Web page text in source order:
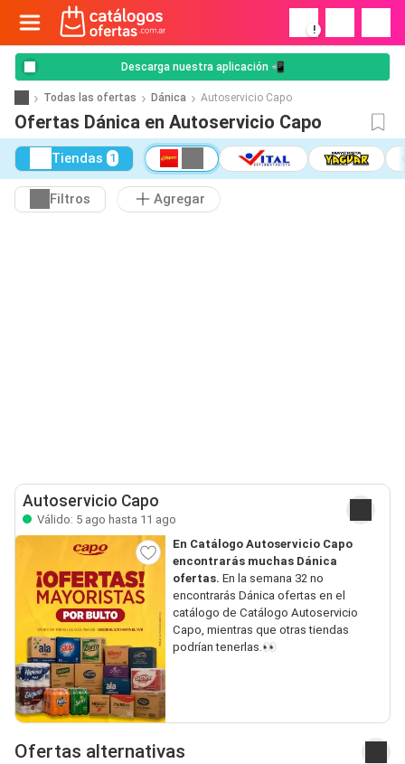
!
Descarga nuestra aplicación 📲
Todas las ofertas Dánica Autoservicio Capo
Ofertas Dánica en Autoservicio Capo
Tiendas 1
Filtros Agregar
Autoservicio Capo
Válido: 5 ago hasta 11 ago
En Catálogo Autoservicio Capo
encontrarás muchas Dánica
ofertas. En la semana 32 no
encontrarás Dánica ofertas en el
catálogo de Catálogo Autoservicio
Capo, mientras que otras tiendas
podrían tenerlas.👀
Ofertas alternativas